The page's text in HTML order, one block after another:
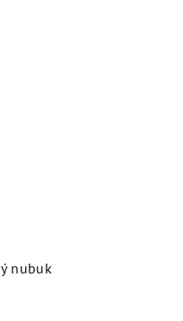
nubuk